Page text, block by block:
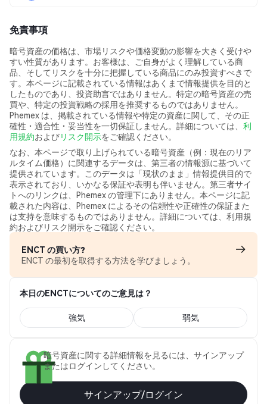
免責事項
暗号資産の価格は、市場リスクや価格変動の影響を大きく受けや
すい性質があります。お客様は、ご自身がよく理解している商
品、そしてリスクを十分に把握している商品にのみ投資すべきで
す。本ページに記載されている情報はあくまで情報提供を目的と
したものであり、投資助言ではありません。特定の暗号資産の売
買や、特定の投資戦略の採用を推奨するものではありません。
Phemex は、掲載されている情報や特定の資産に関して、その正
確性・適合性・妥当性を一切保証しません。詳細については、 利
用規約およびリスク開示をご確認ください。
なお、本ページで取り上げられている暗号資産（例：現在のリア
ルタイム価格）に関連するデータは、第三者の情報源に基づいて
提供されています。このデータは「現状のまま」情報提供目的で
表示されており、いかなる保証や表明も伴いません。第三者サイ
トへのリンクは、Phemex の管理下にありません。本ページに記
載された内容は、Phemex によるその信頼性や正確性の保証また
は支持を意味するものではありません。詳細については、利用規
約およびリスク開示をご確認ください。
ENCT の買い方?
ENCT の最初を取得する方法を学びましょう。
本日のENCTについてのご意見は？
強気 弱気
暗号資産に関する詳細情報を見るには、サインアップ
またはログインしてください。
サインアップ/ログイン